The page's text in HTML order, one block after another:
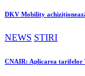
DKV Mobility
NEWS STIRI
CNAIR: Aplicarea tarifelor